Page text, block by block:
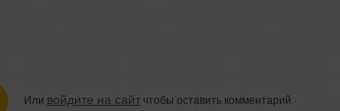
Или войдите на сайтчтобы оставить комментарий